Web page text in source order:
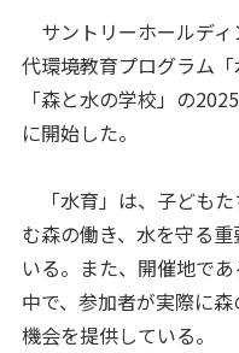
サントリーホールデ
代環境教育プログラム「
「森と水の学校」の
に開始した。
「水育」は、子ども
む森の働き、水を守る
いる。また、開催地で
中で、参加者が実際に
機会を提供している。